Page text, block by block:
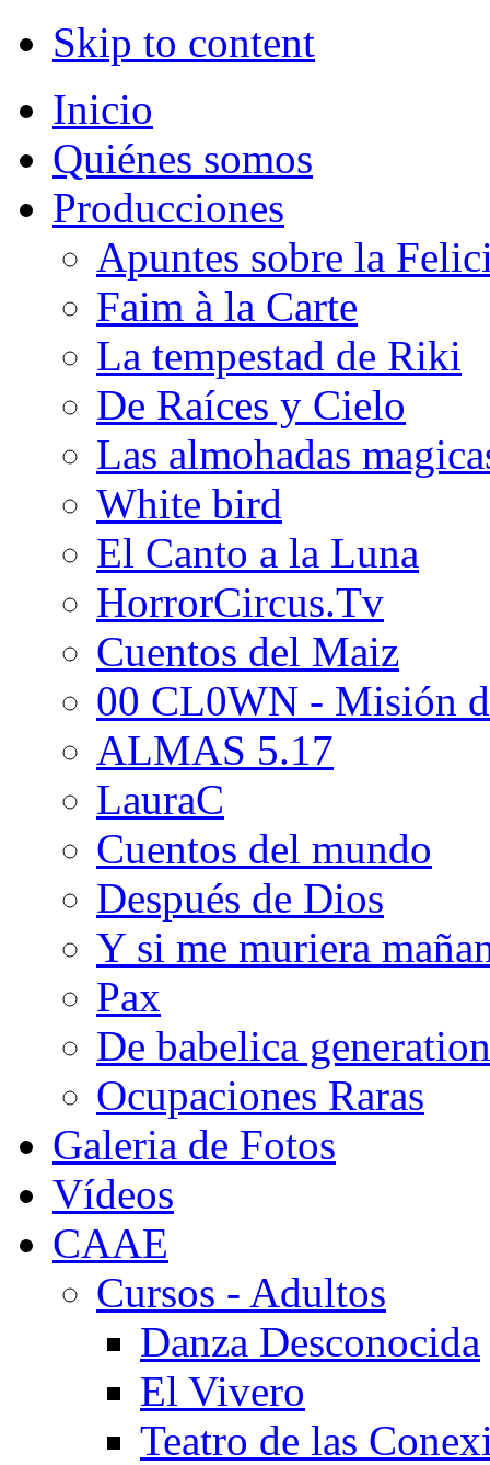
Skip to content
Inicio
Quiénes somos
Producciones
Apuntes sobre la
Faim à la Carte
La tempestad de Riki
De Raíces y Cielo
Las almohadas
White bird
El Canto a la Luna
HorrorCircus.Tv
Cuentos del Maiz
00 CL0WN - Misión
ALMAS 5.17
LauraC
Cuentos del mundo
Después de Dios
Y si me muriera
Pax
De babelica
Ocupaciones Raras
Galeria de Fotos
Vídeos
CAAE
Cursos - Adultos
Danza Desconocida
El Vivero
Teatro de las